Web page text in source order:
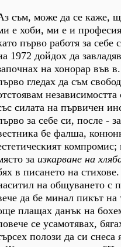
съм, може да се каже,
е хоби, ми е и
първо работя за себе
1972 дойдох да
на хонорар във
гледах да съм
силата на първичен
за себе си, после -
бе фалша,
компромис;
за изкарване на
в писането на
на общуването с
да бе минал пикът на
плащах данък на
се усамотявах,
полози да си снеса